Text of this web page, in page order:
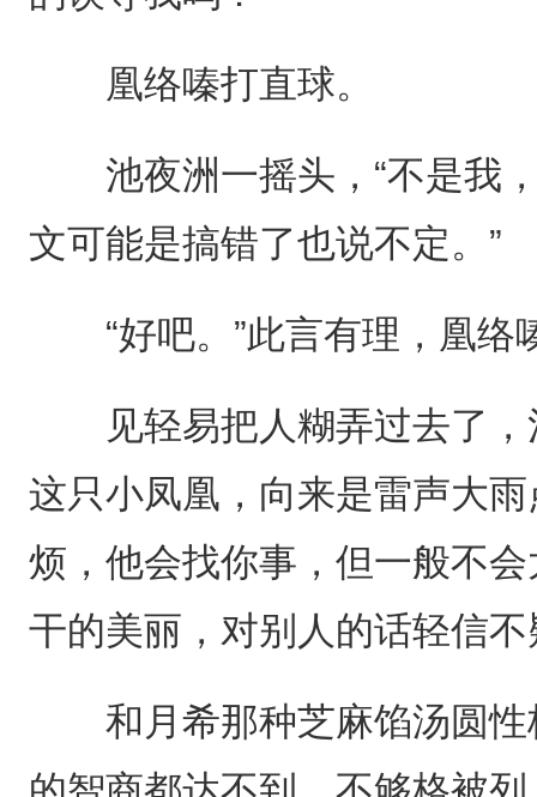
凰络嗪打直球。
池夜洲一摇头，“不是我，
文可能是搞错了也说不定。”
“好吧。”此言有理，凰络
见轻易把人糊弄过去了，
这只小凤凰，向来是雷声大
烦，他会找你事，但一般不
干的美丽，对别人的话轻信
和月希那种芝麻馅汤圆性